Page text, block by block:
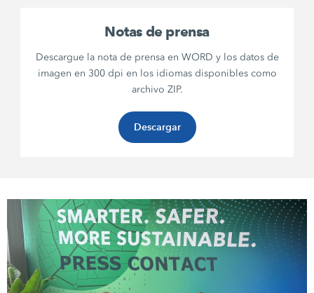
Notas de prensa
Descargue la nota de prensa en WORD y los datos de
imagen en 300 dpi en los idiomas disponibles como
archivo ZIP.
Descargar